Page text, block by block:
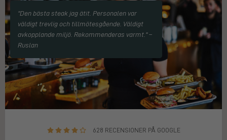
"Den bästa steak jag ätit. Personalen var
väldigt trevlig och tillmötesgående. Väldigt
avkopplande miljö. Rekommenderas varmt." –
Ruslan
628 RECENSIONER PÅ GOOGLE